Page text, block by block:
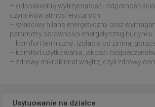
– odpowiednią wytrzymałość i odporność
czynników atmosferycznych
– właściwy bilans energetyczny oraz
parametry sprawności energetycznej budynku
– komfort termiczny: izolacja od zimna,
– komfort użytkowania, jakość i
– zdrowy mikroklimat wnętrz, czyli zdrowy
Usytuowanie na działce